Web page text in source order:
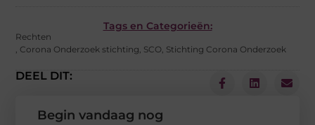
Tags en Categorieën:
Rechten
, Corona Onderzoek stichting, SCO, Stichting Corona Onderzoek
DEEL DIT:
Begin vandaag nog